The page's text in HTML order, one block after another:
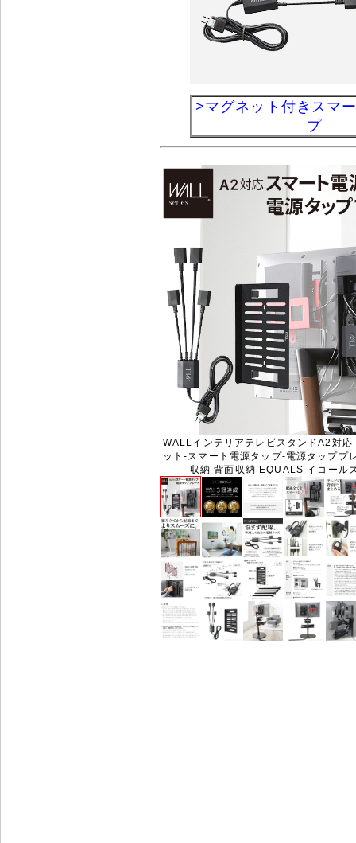
>マグネット付きスマ
プ
WALLインテリアテレビスタンドA2対応
ット-スマート電源タップ-電源タッププ
収納 背面収納 EQUALS イコール